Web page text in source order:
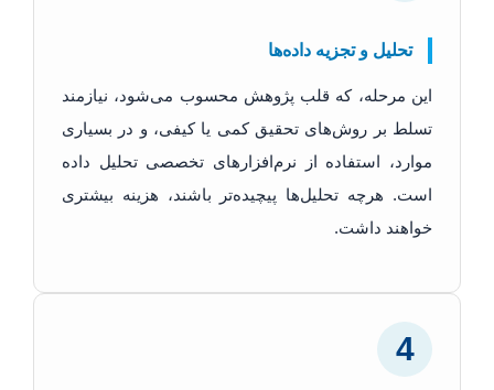
تحلیل و تجزیه داده‌ها
این مرحله، که قلب پژوهش محسوب می‌شود، نیازمند
تسلط بر روش‌های تحقیق کمی یا کیفی، و در بسیاری
موارد، استفاده از نرم‌افزارهای تخصصی تحلیل داده
است. هرچه تحلیل‌ها پیچیده‌تر باشند، هزینه بیشتری
خواهند داشت.
4